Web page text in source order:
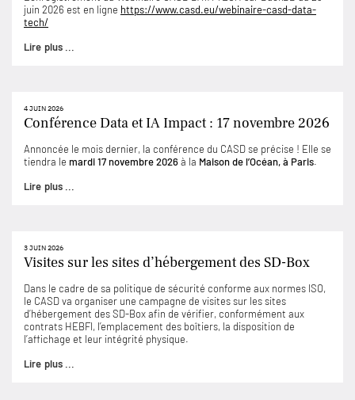
juin 2026 est en ligne https://www.casd.eu/webinaire-casd-data-
tech/
Lire plus ...
4 JUIN 2026
Conférence Data et IA Impact : 17 novembre 2026
Annoncée le mois dernier, la conférence du CASD se précise ! Elle se
tiendra le mardi 17 novembre 2026à la Maison de l’Océan, à Paris.
Lire plus ...
3 JUIN 2026
Visites sur les sites d’hébergement des SD-Box
Dans le cadre de sa politique de sécurité conforme aux normes ISO,
le CASD va organiser une campagne de visites sur les sites
d’hébergement des SD-Box afin de vérifier, conformément aux
contrats HEBFI, l’emplacement des boîtiers, la disposition de
l’affichage et leur intégrité physique.
Lire plus ...